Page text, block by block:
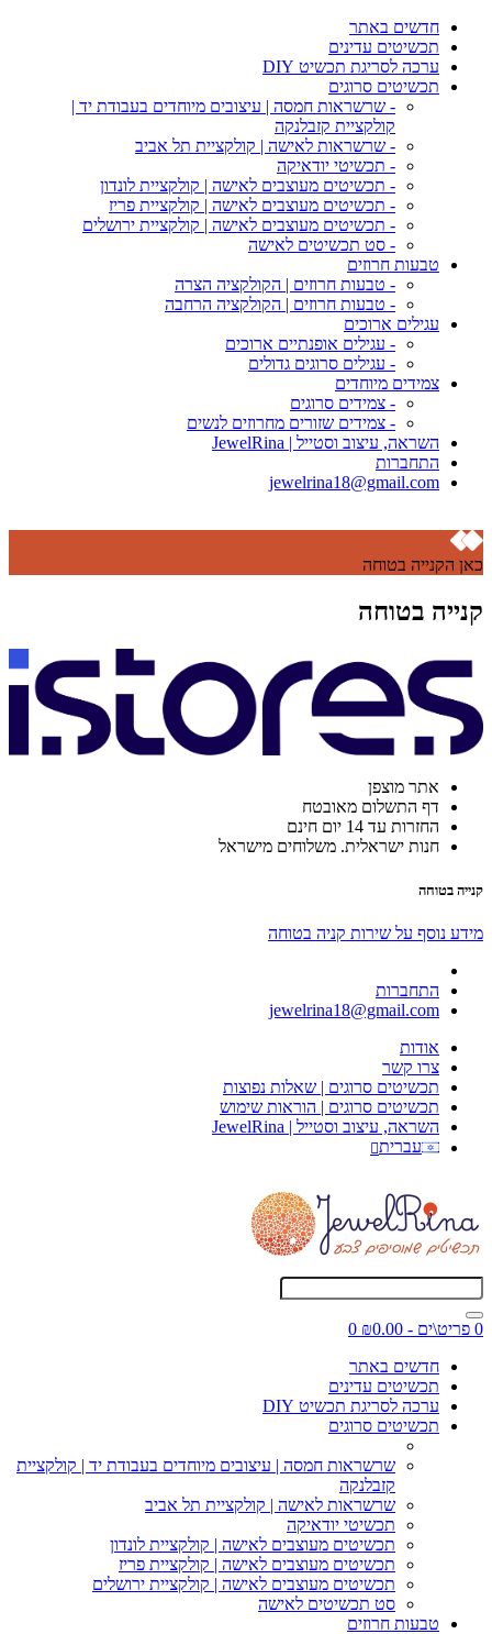
חדשים באתר
תכשיטים עדינים
ערכה לסריגת תכשיט DIY
תכשיטים סרוגים
- שרשראות חמסה | עיצובים מיוחדים בעבודת יד |
קולקציית קזבלנקה
- שרשראות לאישה | קולקציית תל אביב
- תכשיטי יודאיקה
- תכשיטים מעוצבים לאישה | קולקציית לונדון
- תכשיטים מעוצבים לאישה | קולקציית פריז
- תכשיטים מעוצבים לאישה | קולקציית ירושלים
- סט תכשיטים לאישה
טבעות חרוזים
- טבעות חרוזים | הקולקציה הצרה
- טבעות חרוזים | הקולקציה הרחבה
עגילים ארוכים
- עגילים אופנתיים ארוכים
- עגילים סרוגים גדולים
צמידים מיוחדים
- צמידים סרוגים
- צמידים שזורים מחרוזים לנשים
השראה, עיצוב וסטייל | JewelRina
התחברות
jewelrina18@gmail.com
כאן הקנייה בטוחה
קנייה בטוחה
אתר מוצפן
דף התשלום מאובטח
החזרות עד 14 יום חינם
חנות ישראלית. משלוחים מישראל
קנייה בטוחה
מידע נוסף על שירות קניה בטוחה
התחברות
jewelrina18@gmail.com
אודות
צרו קשר
תכשיטים סרוגים | שאלות נפוצות
תכשיטים סרוגים | הוראות שימוש
השראה, עיצוב וסטייל | JewelRina
עברית
0 פריט\ים - ₪0.00
0
חדשים באתר
תכשיטים עדינים
ערכה לסריגת תכשיט DIY
תכשיטים סרוגים
שרשראות חמסה | עיצובים מיוחדים בעבודת יד | קולקציית
קזבלנקה
שרשראות לאישה | קולקציית תל אביב
תכשיטי יודאיקה
תכשיטים מעוצבים לאישה | קולקציית לונדון
תכשיטים מעוצבים לאישה | קולקציית פריז
תכשיטים מעוצבים לאישה | קולקציית ירושלים
סט תכשיטים לאישה
טבעות חרוזים